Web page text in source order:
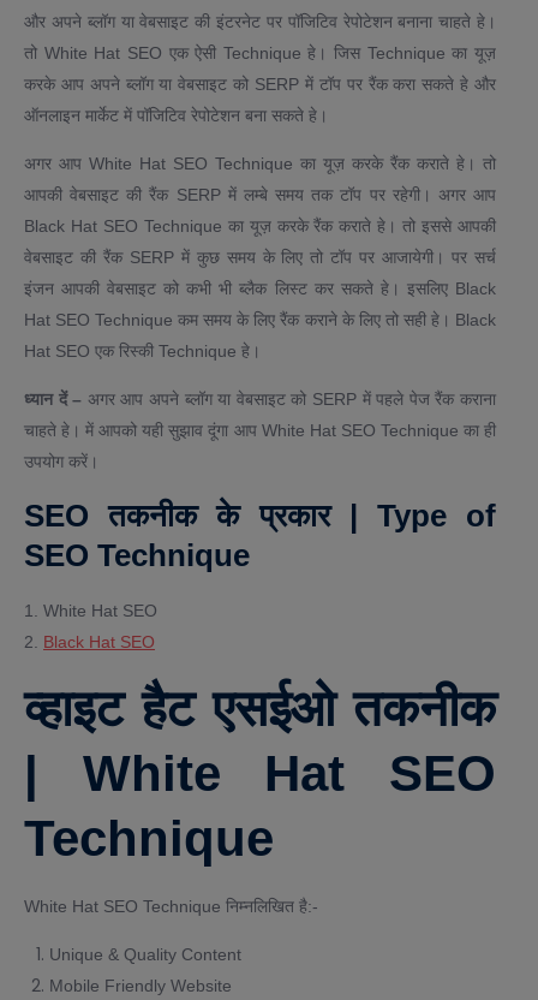
और अपने ब्लॉग या वेबसाइट की इंटरनेट पर पॉजिटिव रेपोटेशन बनाना चाहते हे।
तो White Hat SEO एक ऐसी Technique हे। जिस Technique का यूज़
करके आप अपने ब्लॉग या वेबसाइट को SERP में टॉप पर रैंक करा सकते हे और
ऑनलाइन मार्केट में पॉजिटिव रेपोटेशन बना सकते हे।
अगर आप White Hat SEO Technique का यूज़ करके रैंक कराते हे। तो
आपकी वेबसाइट की रैंक SERP में लम्बे समय तक टॉप पर रहेगी। अगर आप
Black Hat SEO Technique का यूज़ करके रैंक कराते हे। तो इससे आपकी
वेबसाइट की रैंक SERP में कुछ समय के लिए तो टॉप पर आजायेगी। पर सर्च
इंजन आपकी वेबसाइट को कभी भी ब्लैक लिस्ट कर सकते हे। इसलिए Black
Hat SEO Technique कम समय के लिए रैंक कराने के लिए तो सही हे। Black
Hat SEO एक रिस्की Technique हे।
ध्यान दें – अगर आप अपने ब्लॉग या वेबसाइट को SERP में पहले पेज रैंक कराना
चाहते हे। में आपको यही सुझाव दूंगा आप White Hat SEO Technique का ही
उपयोग करें।
SEO तकनीक के प्रकार | Type of
SEO Technique
1. White Hat SEO
2. Black Hat SEO
व्हाइट हैट एसईओ तकनीक
| White Hat SEO
Technique
White Hat SEO Technique निम्नलिखित है:-
Unique & Quality Content
Mobile Friendly Website